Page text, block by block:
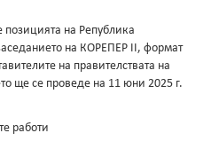
на Република
на КОРЕПЕР II, формат
на правителствата на
ще се проведе на 11 юни 2025 г.
работи